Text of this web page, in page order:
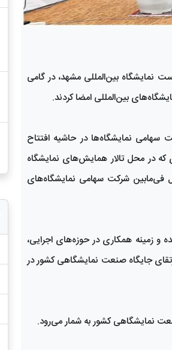
نمایشگاه بین‌المللی مشهد، در گامی
بین‌المللی امضا کردند.
سهامی نمایشگاه‌ها در حاشیه افتتاح
در محل تالار همایش‌های نمایشگاه
فی‌مابین شرکت سهامی نمایشگاه‌های
و زمینه همکاری در حوزه‌های اجرایی،
جایگاه صنعت نمایشگاهی کشور در
نمایشگاهی کشور به شمار می‌رود.